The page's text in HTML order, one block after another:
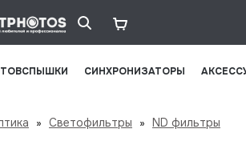
СИНХРОНИЗАТОРЫ
» Светофильтры » ND фильтры